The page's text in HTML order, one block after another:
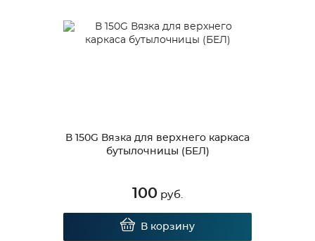
В 150G Вязка для верхнего каркаса
бутылочницы (БЕЛ)
100 руб.
В корзину